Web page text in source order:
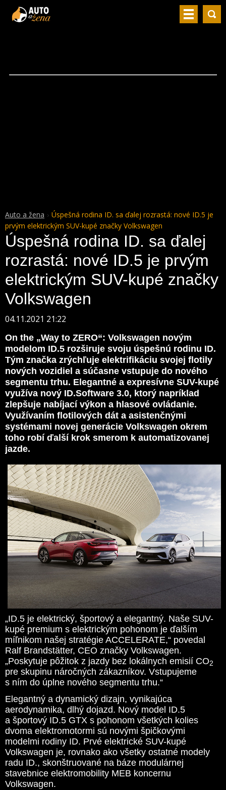
Auto a žena
Úspešná rodina ID. sa ďalej rozrastá: nové ID.5 je
prvým elektrickým SUV-kupé značky Volkswagen
Úspešná rodina ID. sa ďalej
rozrastá: nové ID.5 je prvým
elektrickým SUV-kupé značky
Volkswagen
04.11.2021 21:22
On the „Way to ZERO“: Volkswagen novým
modelom ID.5 rozširuje svoju úspešnú rodinu ID.
Tým značka zrýchľuje elektrifikáciu svojej flotily
nových vozidiel a súčasne vstupuje do nového
segmentu trhu. Elegantné a expresívne SUV-kupé
využíva nový ID.Software 3.0, ktorý napríklad
zlepšuje nabíjací výkon a hlasové ovládanie.
Využívaním flotilových dát a asistenčnými
systémami novej generácie Volkswagen okrem
toho robí ďalší krok smerom k automatizovanej
jazde.
„ID.5 je elektrický, športový a elegantný. Naše SUV-
kupé premium s elektrickým pohonom je ďalším
míľnikom našej stratégie ACCELERATE,“ povedal
Ralf Brandstätter, CEO značky Volkswagen.
„Poskytuje pôžitok z jazdy bez lokálnych emisií CO2
pre skupinu náročných zákazníkov. Vstupujeme
s ním do úplne nového segmentu trhu.“
Elegantný a dynamický dizajn, vynikajúca
aerodynamika, dlhý dojazd. Nový model ID.5
a športový ID.5 GTX s pohonom všetkých kolies
dvoma elektromotormi sú novými špičkovými
modelmi rodiny ID. Prvé elektrické SUV-kupé
Volkswagen je, rovnako ako všetky ostatné modely
radu ID., skonštruované na báze modulárnej
stavebnice elektromobility MEB koncernu
Volkswagen.